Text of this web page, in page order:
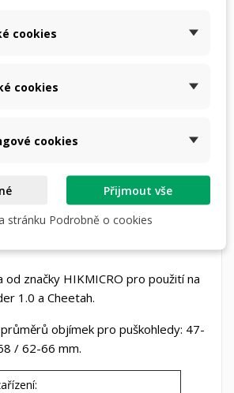
Dostupná doprava
od značky HIKMICRO pro použití na
1.0 a Cheetah.
objímek pro puškohledy: 47-
/ 62-66 mm.
cookies
cookies
cookies
Přijmout vše
stránku Podrobně o cookies